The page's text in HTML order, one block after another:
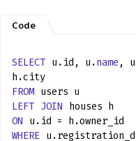
SELECT u.id, u.name ,
h.city
FROM users u
LEFT JOIN houses h
ON u.id = h.owner_id
WHERE